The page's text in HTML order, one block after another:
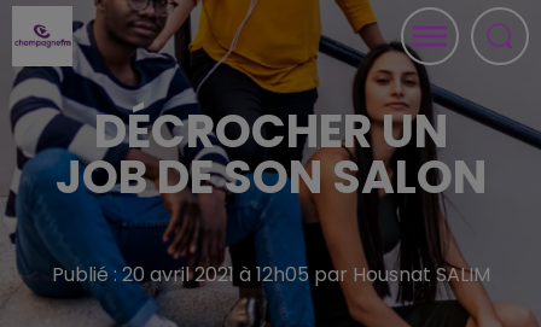
DÉCROCHER UN
JOB DE SON SALON
Publié : 20 avril 2021 à 12h05 par Housnat SALIM